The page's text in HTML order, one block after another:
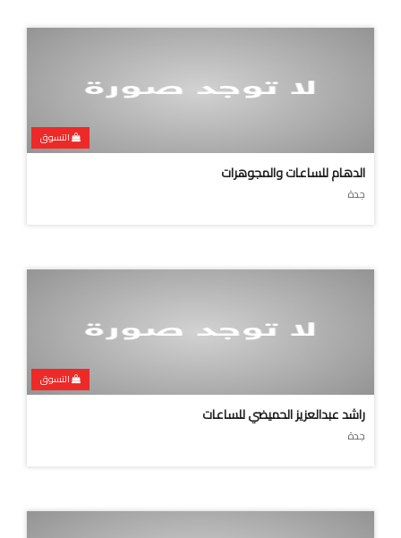
التسوق
الدهام للساعات والمجوهرات
جدة
التسوق
راشد عبدالعزيز الحميضي للساعات
جدة